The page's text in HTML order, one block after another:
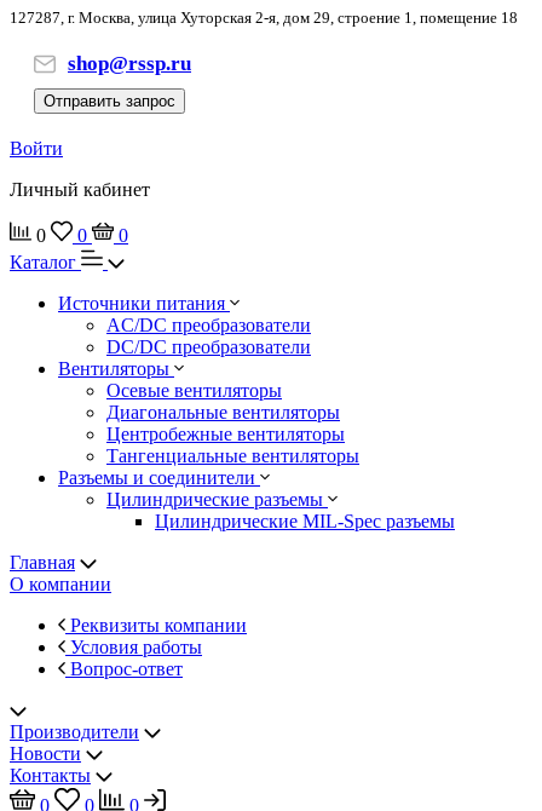
127287, г. Москва, улица Хуторская 2-я, дом 29, строение 1, помещение 18
shop@rssp.ru
Отправить запрос
Войти
Личный кабинет
0 0
0
Каталог
Источники питания
AC/DC преобразователи
DC/DC преобразователи
Вентиляторы
Осевые вентиляторы
Диагональные вентиляторы
Центробежные вентиляторы
Тангенциальные вентиляторы
Разъемы и соединители
Цилиндрические разъемы
Цилиндрические MIL-Spec разъемы
Главная
О компании
Реквизиты компании
Условия работы
Вопрос-ответ
Производители
Новости
Контакты
0
0
0